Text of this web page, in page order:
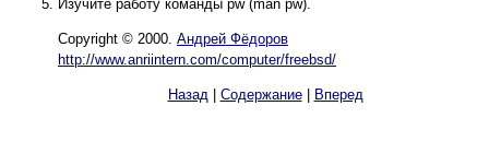
Изучите работу команды pw (man pw).
Сopyright © 2000. Андрей Фёдоров
http://www.anriintern.com/computer/freebsd/
Назад| Содержание| Вперед